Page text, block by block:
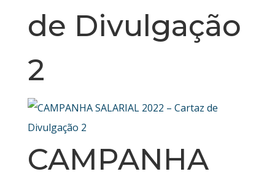
de Divulgação
2
CAMPANHA